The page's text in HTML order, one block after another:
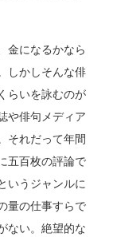
金になるかなら
しかしそんな俳
らいを詠むのが
や俳句メディア
それだって年間
五百枚の評論で
いうジャンルに
量の仕事すらで
ない。絶望的な